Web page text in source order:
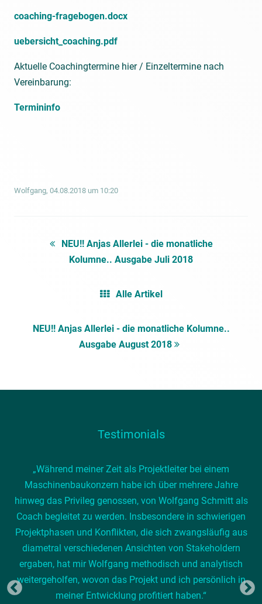
coaching-fragebogen.docx
uebersicht_coaching.pdf
Aktuelle Coachingtermine hier / Einzeltermine nach
Vereinbarung:
Termininfo
Wolfgang, 04.08.2018 um 10:20
NEU!! Anjas Allerlei - die monatliche
Kolumne.. Ausgabe Juli 2018
Alle Artikel
NEU!! Anjas Allerlei - die monatliche Kolumne..
Ausgabe August 2018
Testimonials
„Während meiner Zeit als Projektleiter bei einem
Maschinenbaukonzern habe ich über mehrere Jahre
hinweg das Privileg genossen, von Wolfgang Schmitt als
Coach begleitet zu werden. Insbesondere in schwierigen
Projektphasen und Konflikten, die sich zwangsläufig aus
diametral verschiedenen Ansichten von Stakeholdern
ergaben, hat mir Wolfgang methodisch und analytisch
weitergeholfen, wovon das Projekt und ich persönlich in
meiner Entwicklung profitiert haben.“